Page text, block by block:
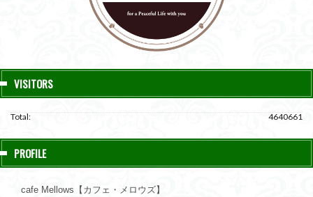
VISITORS
4640661
Total:
PROFILE
cafe Mellows【カフェ・メロウズ】